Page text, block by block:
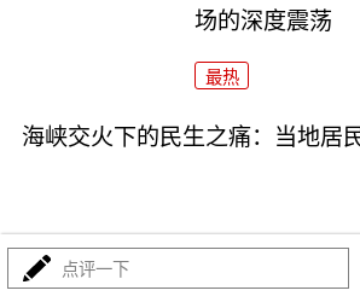
场的深度震荡
最热
海峡交火下的民生之痛：当地居
点评一下